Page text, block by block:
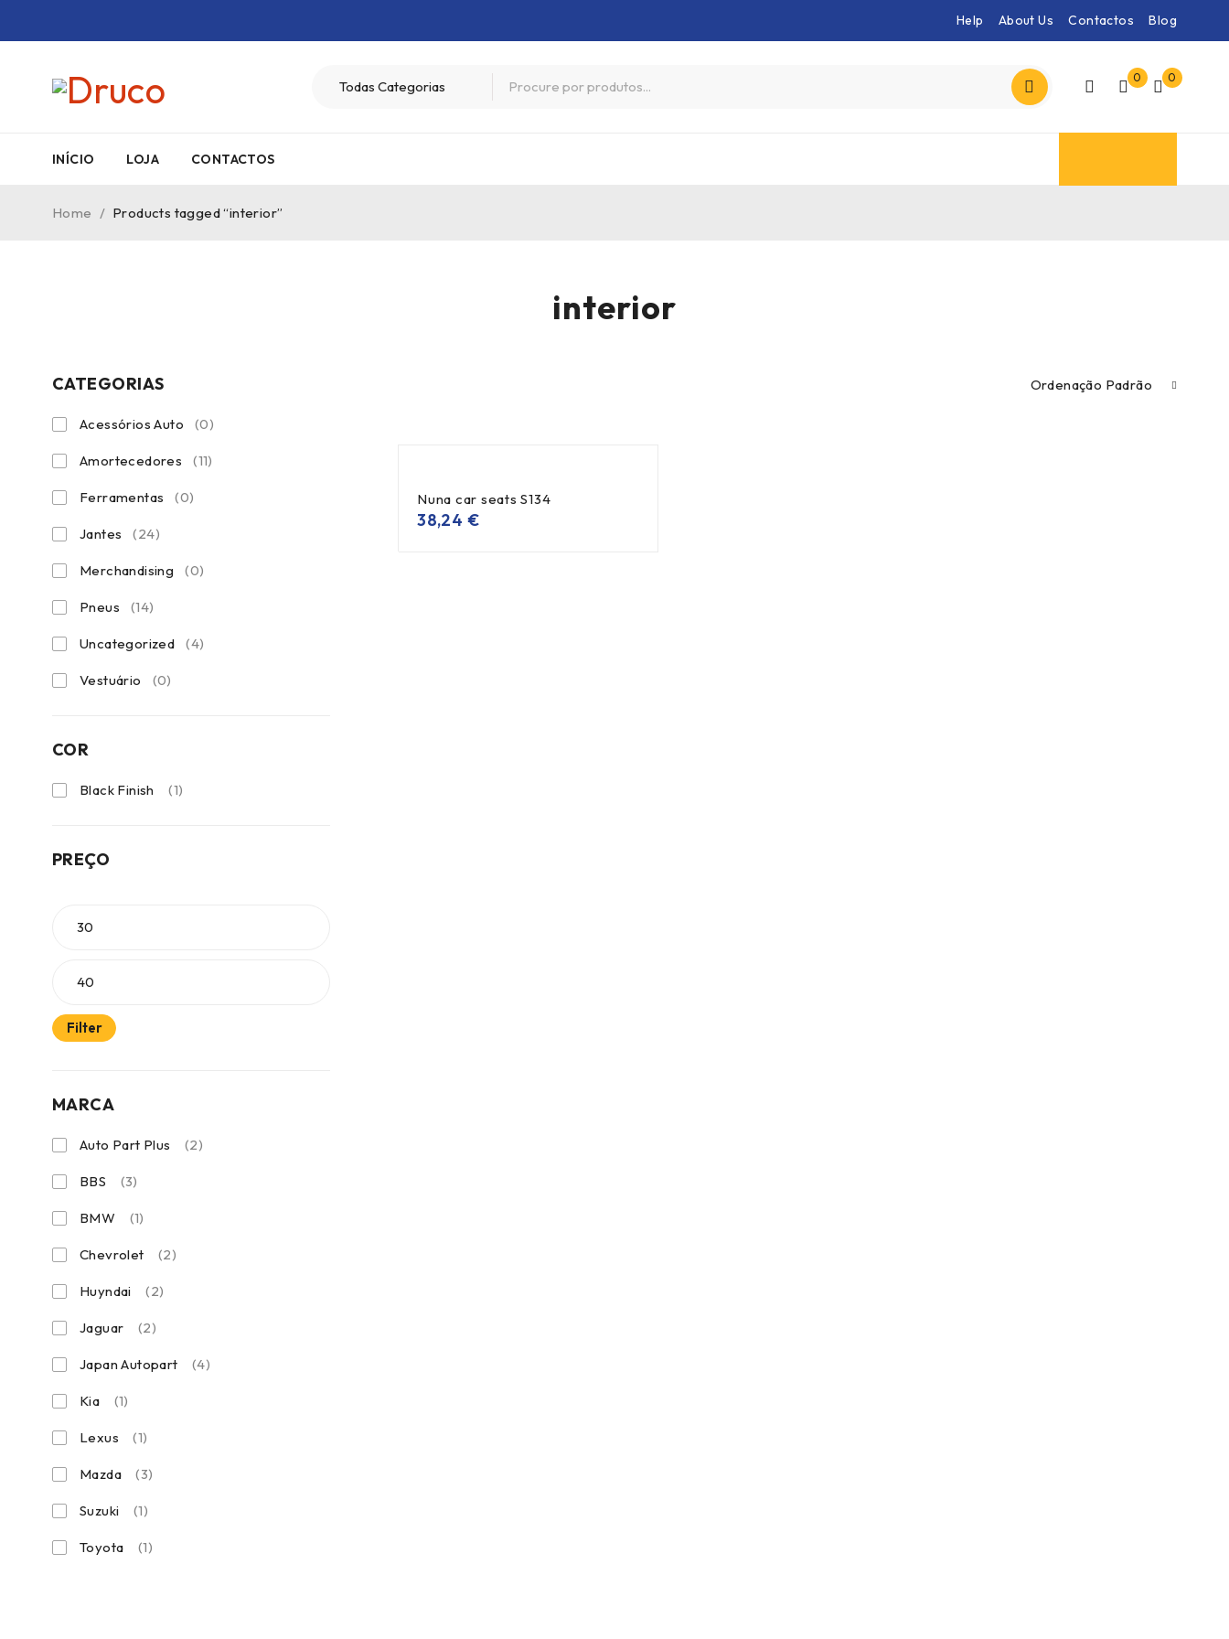
Help About Us Contactos Blog
0 0
INÍCIO LOJA CONTACTOS
interior
Home / Products tagged “interior”
CATEGORIAS
Acessórios Auto (0)
Amortecedores (11)
Ferramentas (0)
Jantes (24)
Merchandising (0)
Pneus (14)
Uncategorized (4)
Vestuário (0)
COR
Black Finish (1)
PREÇO
Filter
MARCA
Auto Part Plus (2)
BBS (3)
BMW (1)
Chevrolet (2)
Huyndai (2)
Jaguar (2)
Japan Autopart (4)
Kia (1)
Lexus (1)
Mazda (3)
Suzuki (1)
Toyota (1)
Ordenação Padrão
Nuna car seats S134
38,24 €